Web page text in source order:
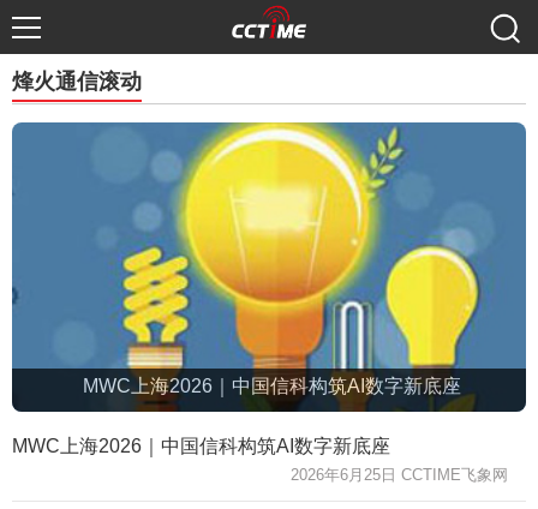
烽火通信滚动
MWC上海2026｜中国信科构筑AI数字新底座
MWC上海2026｜中国信科构筑AI数字新底座
2026年6月25日 CCTIME飞象网